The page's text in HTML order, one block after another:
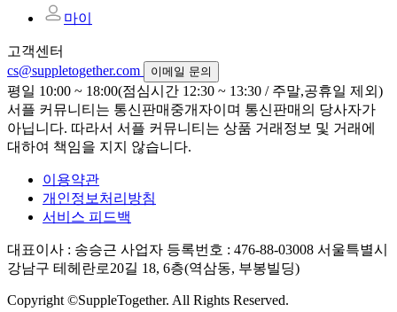
마이
고객센터
cs@suppletogether.com
이메일 문의
평일 10:00 ~ 18:00(점심시간 12:30 ~ 13:30 / 주말,공휴일 제외)
서플 커뮤니티는 통신판매중개자이며 통신판매의 당사자가
아닙니다. 따라서 서플 커뮤니티는 상품 거래정보 및 거래에
대하여 책임을 지지 않습니다.
이용약관
개인정보처리방침
서비스 피드백
대표이사 : 송승근 사업자 등록번호 : 476-88-03008 서울특별시
강남구 테헤란로20길 18, 6층(역삼동, 부봉빌딩)
Copyright ©SuppleTogether. All Rights Reserved.